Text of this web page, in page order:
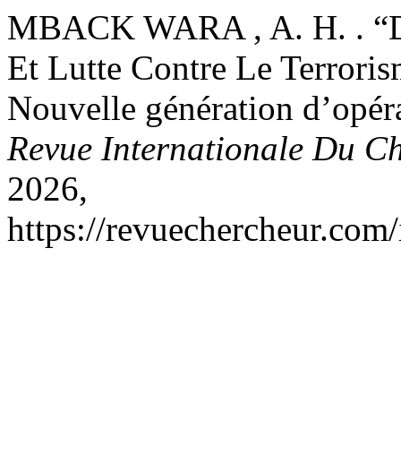
MBACK WARA , A. H. .
Et Lutte Contre Le
Nouvelle génération
Revue Internationale Du
2026,
https://